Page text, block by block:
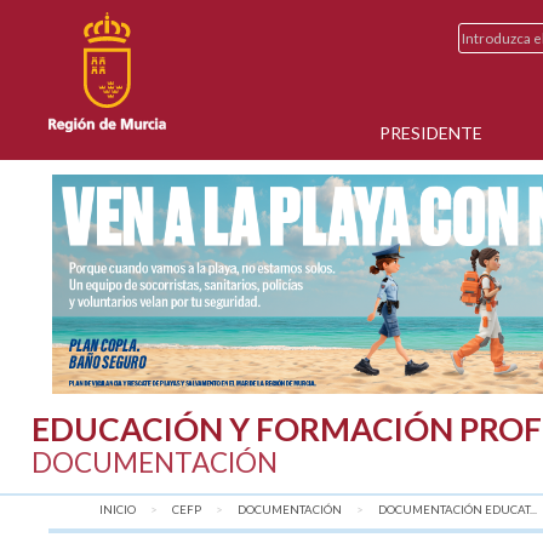
PRESIDENTE
EDUCACIÓN Y FORMACIÓN
DOCUMENTACIÓN
INICIO CEFP DOCUMENTACIÓN DOCUMENTACIÓN EDUCAT...